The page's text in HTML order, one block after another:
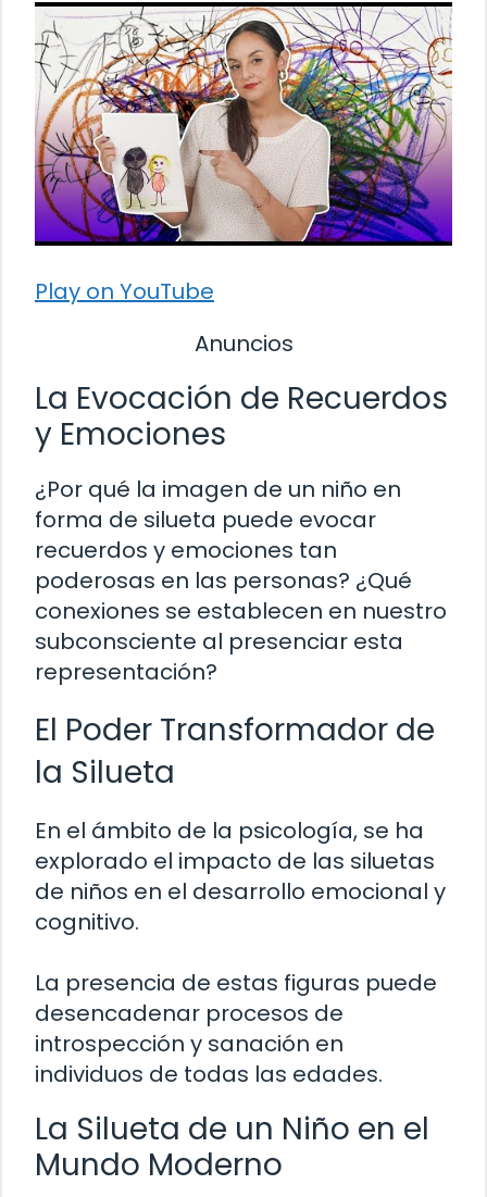
Play on YouTube
Anuncios
La Evocación de Recuerdos
y Emociones
¿Por qué la imagen de un niño en
forma de silueta puede evocar
recuerdos y emociones tan
poderosas en las personas? ¿Qué
conexiones se establecen en nuestro
subconsciente al presenciar esta
representación?
El Poder Transformador de
la Silueta
En el ámbito de la psicología, se ha
explorado el impacto de las siluetas
de niños en el desarrollo emocional y
cognitivo.
La presencia de estas figuras puede
desencadenar procesos de
introspección y sanación en
individuos de todas las edades.
La Silueta de un Niño en el
Mundo Moderno